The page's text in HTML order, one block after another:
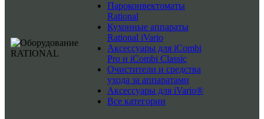
Пароконвектоматы
Rational
Кухонные аппараты
Rational iVario
Аксессуары для iCombi
Pro и iCombi Classic
Очистители и средства
ухода за аппаратами
Аксессуары для iVario®
Все категории